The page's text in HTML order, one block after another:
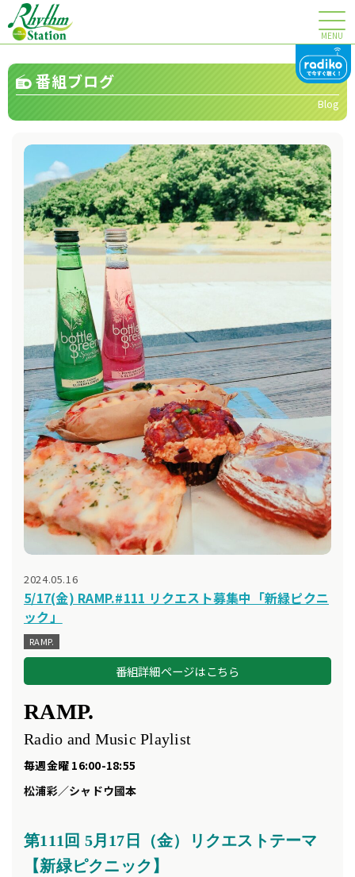
MENU
番組ブログ
Blog
2024.05.16
5/17(金) RAMP.#111 リクエスト募集中「新緑ピクニ
ック」
RAMP.
番組詳細ページはこちら
RAMP.
Radio and Music Playlist
毎週金曜 16:00-18:55
松浦彩／シャドウ國本
第111 回 5月17 日（金）リクエストテーマ
【新緑ピクニック 】